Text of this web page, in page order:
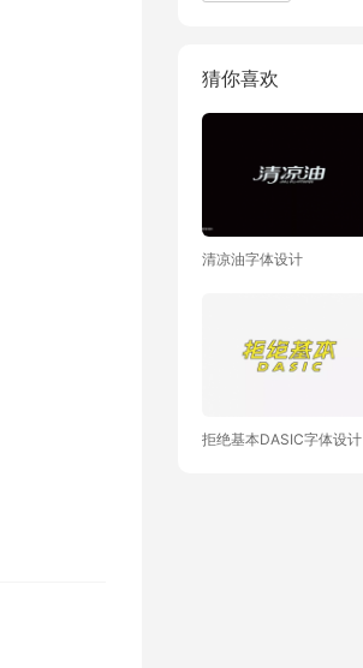
猜你喜欢
清凉油字体设计
拒绝基本DASIC字体设计